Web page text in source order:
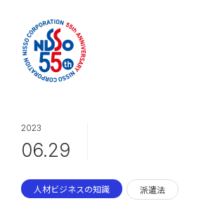
2023
06.29
人材ビジネスの知識 派遣法